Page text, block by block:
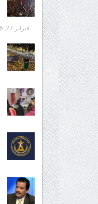
فبراير 27, 2026